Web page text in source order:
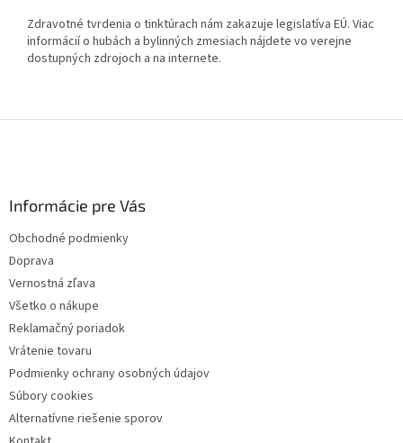
Zdravotné tvrdenia o tinktúrach nám zakazuje legislatíva EÚ. Viac
informácií o hubách a bylinných zmesiach nájdete vo verejne
dostupných zdrojoch a na internete.
Informácie pre Vás
Obchodné podmienky
Doprava
Vernostná zľava
Všetko o nákupe
Reklamačný poriadok
Vrátenie tovaru
Podmienky ochrany osobných údajov
Súbory cookies
Alternatívne riešenie sporov